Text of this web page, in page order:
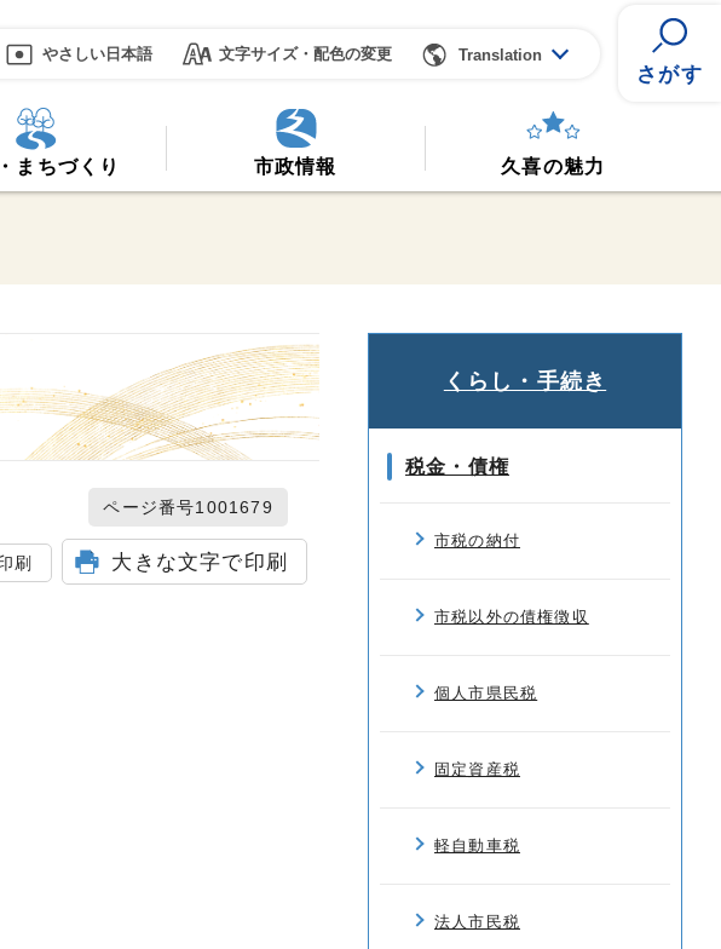
やさしい日本語 文字サイズ・配色の変更 Translation
さがす
まちづくり 市政情報 久喜の魅力
ページ番号1001679
刷 大きな文字で印刷
くらし・手続き
税金・債権
市税の納付
市税以外の債権徴収
個人市県民税
固定資産税
軽自動車税
法人市民税